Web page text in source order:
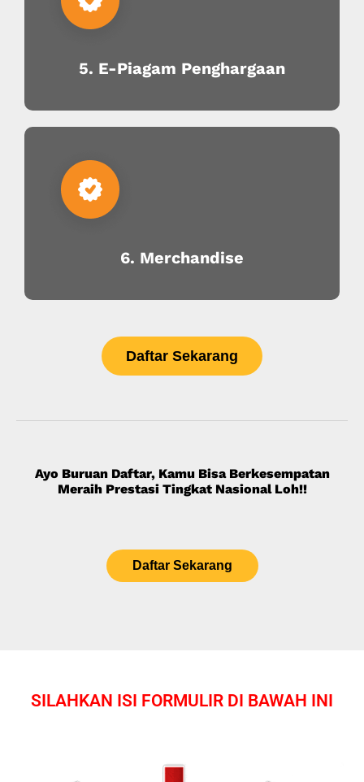
5. E-Piagam Penghargaan
6. Merchandise
Daftar Sekarang
Ayo Buruan Daftar, Kamu Bisa Berkesempatan
Meraih Prestasi Tingkat Nasional Loh!!
Daftar Sekarang
SILAHKAN ISI FORMULIR DI BAWAH INI